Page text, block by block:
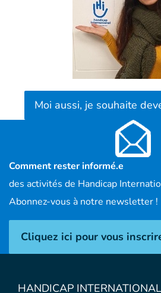
Moi aussi, je souhaite
Comment rester informé.e
des activités de Handicap
Abonnez-vous à notre newsletter !
Cliquez ici pour vous
HANDICAP INTERNATIONAL